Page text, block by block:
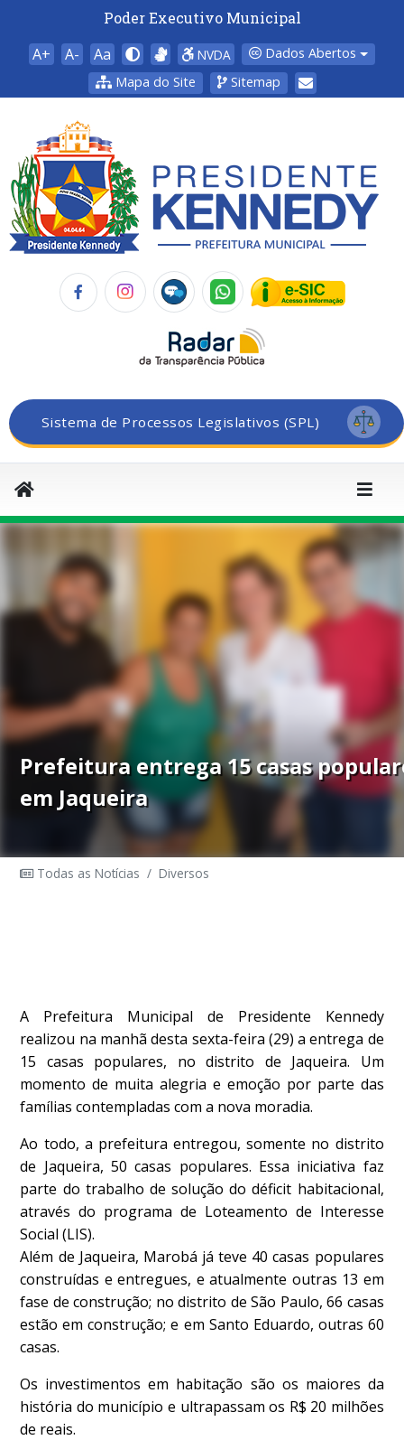
Poder Executivo Municipal
A+ A- Aa NVDA
Dados Abertos
Mapa do Site
Sitemap
Sistema de Processos Legislativos (SPL)
Prefeitura entrega 15 casas
em Jaqueira
Todas as Notícias / Diversos
A Prefeitura Municipal de Presidente Kennedy
realizou na manhã desta sexta-feira (29) a entrega de
15 casas populares, no distrito de Jaqueira. Um
momento de muita alegria e emoção por parte das
famílias contempladas com a nova moradia.
Ao todo, a prefeitura entregou, somente no distrito
de Jaqueira, 50 casas populares. Essa iniciativa faz
parte do trabalho de solução do déficit habitacional,
através do programa de Loteamento de Interesse
Social (LIS).
Além de Jaqueira, Marobá já teve 40 casas populares
construídas e entregues, e atualmente outras 13 em
fase de construção; no distrito de São Paulo, 66 casas
estão em construção; e em Santo Eduardo, outras 60
casas.
Os investimentos em habitação são os maiores da
história do município e ultrapassam os R$ 20 milhões
de reais.